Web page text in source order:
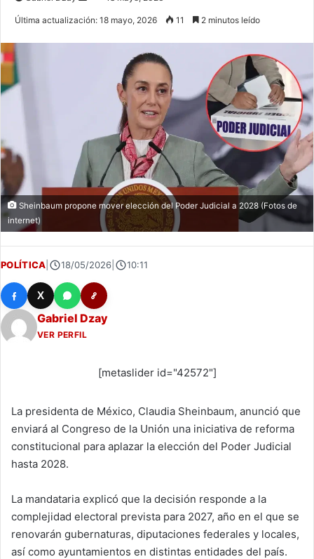
an
Última actualización: 18 mayo, 2026 11 2 minutos leído
Sheinbaum propone mover elección del Poder Judicial a 2028 (Fotos de
internet)
POLÍTICA 18/05/2026 10:11
X
Gabriel Dzay
VER PERFIL
[metaslider id="42572"]
La presidenta de México, Claudia Sheinbaum, anunció que
enviará al Congreso de la Unión una iniciativa de reforma
constitucional para aplazar la elección del Poder Judicial
hasta 2028.
La mandataria explicó que la decisión responde a la
complejidad electoral prevista para 2027, año en el que se
renovarán gubernaturas, diputaciones federales y locales,
así como ayuntamientos en distintas entidades del país.